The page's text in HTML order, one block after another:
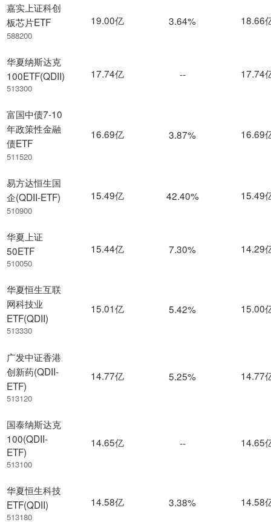
嘉实上证科创
板芯片ETF
588200
华夏纳斯达克
100ETF(QDII)
513300
富国中债7-10
年政策性金融
债ETF
511520
易方达恒生国
企(QDII-ETF)
510900
华夏上证
50ETF
510050
华夏恒生互联
网科技业
ETF(QDII)
513330
广发中证香港
创新药(QDII-
ETF)
513120
国泰纳斯达克
100(QDII-
ETF)
513100
华夏恒生科技
ETF(QDII)
513180
19.00亿 3.64% 18.66
17.74亿 -- 17.74
16.69亿 3.87% 16.69
15.49亿 42.40% 15.49
15.44亿 7.30% 14.29
15.01亿 5.42% 15.00
14.77亿 5.25% 14.77
14.65亿 -- 14.65
14.58亿 3.38% 14.58